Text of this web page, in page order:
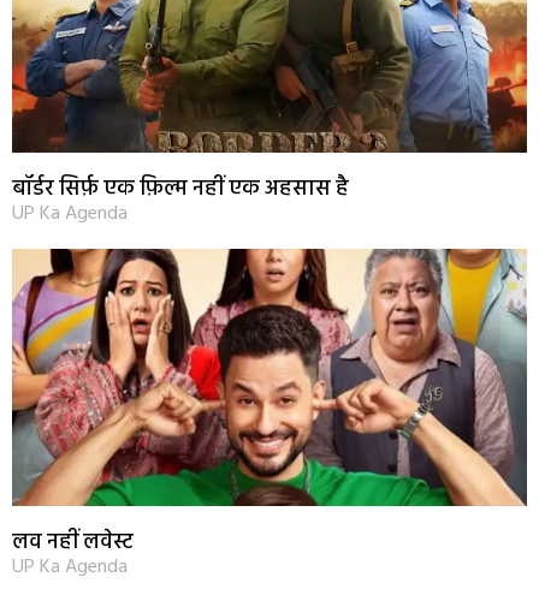
बॉर्डर सिर्फ़ एक फ़िल्म नहीं एक अहसास है
UP Ka Agenda
लव नहीं लवेस्ट
UP Ka Agenda